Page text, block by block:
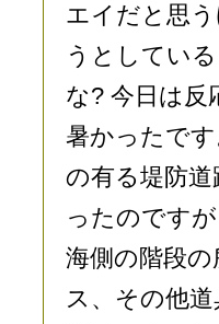
エイだと思
うとしてい
な? 今日は
暑かったで
の有る堤防
ったのです
海側の階段
ス、その他